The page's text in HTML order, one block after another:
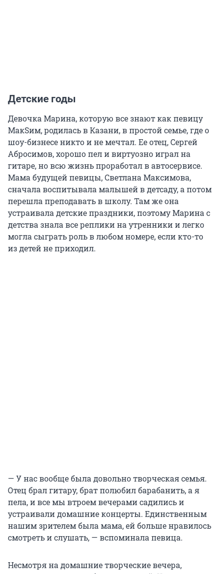
Детские годы
Девочка Марина, которую все знают как певицу
МакSим, родилась в Казани, в простой семье, где о
шоу-бизнесе никто и не мечтал. Ее отец, Сергей
Абросимов, хорошо пел и виртуозно играл на
гитаре, но всю жизнь проработал в автосервисе.
Мама будущей певицы, Светлана Максимова,
сначала воспитывала малышей в детсаду, а потом
перешла преподавать в школу. Там же она
устраивала детские праздники, поэтому Марина с
детства знала все реплики на утренники и легко
могла сыграть роль в любом номере, если кто-то
из детей не приходил.
— У нас вообще была довольно творческая семья.
Отец брал гитару, брат полюбил барабанить, а я
пела, и все мы втроем вечерами садились и
устраивали домашние концерты. Единственным
нашим зрителем была мама, ей больше нравилось
смотреть и слушать, — вспоминала певица.
Несмотря на домашние творческие вечера,